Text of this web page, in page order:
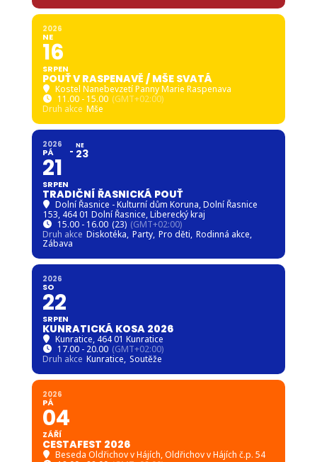
2026
NE
16
SRPEN
POUŤ V RASPENAVĚ / MŠE SVATÁ
Kostel Nanebevzetí Panny Marie Raspenava
11.00 - 15.00 (GMT+02:00)
Druh akce Mše
2026
PÁ
21
SRPEN
NE
23
TRADIČNÍ ŘASNICKÁ POUŤ
Dolní Řasnice - Kulturní dům Koruna, Dolní Řasnice
153, 464 01 Dolní Řasnice, Liberecký kraj
15.00 - 16.00 (23) (GMT+02:00)
Druh akce Diskotéka, Party, Pro děti, Rodinná akce,
Zábava
2026
SO
22
SRPEN
KUNRATICKÁ KOSA 2026
Kunratice, 464 01 Kunratice
17.00 - 20.00 (GMT+02:00)
Druh akce Kunratice, Soutěže
2026
PÁ
04
ZÁŘÍ
CESTAFEST 2026
Beseda Oldřichov v Hájích, Oldřichov v Hájích č.p. 54